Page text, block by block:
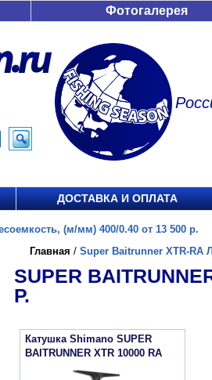
Фотогалерея
ДОСТАВКА И ОПЛАТА
(м/мм) 400/0.40 от 13 500 р.
Главная / Super Baitrunner XTR-RA
SUPER
Р.
Катушка Shimano SUPER
BAITRUNNER XTR 10000 RA